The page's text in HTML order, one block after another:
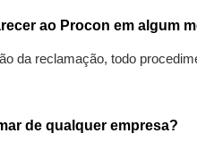
ao Procon em algum
da reclamação, todo
de qualquer empresa?